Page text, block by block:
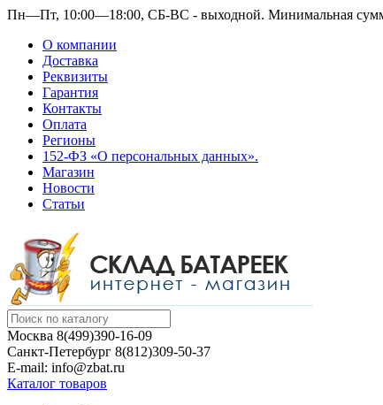
Пн—Пт, 10:00—18:00, СБ-ВС - выходной. Минимальная
О компании
Доставка
Реквизиты
Гарантия
Контакты
Оплата
Регионы
152-ФЗ «О персональных данных».
Магазин
Новости
Статьи
Москва 8(499)390-16-09
Санкт-Петербург 8(812)309-50-37
E-mail: info@zbat.ru
Каталог товаров